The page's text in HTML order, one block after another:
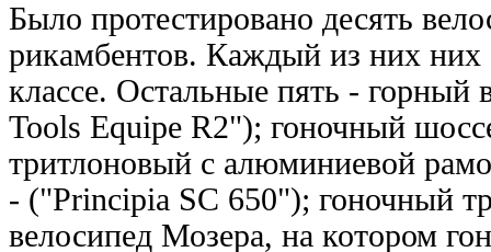
Было протестировано десять
рикамбентов. Каждый из них
классе. Остальные пять - горный
Tools Equipe R2"); гоночный
тритлоновый с алюминиевой
- ("Principia SC 650"); гоночный
велосипед Мозера, на котором